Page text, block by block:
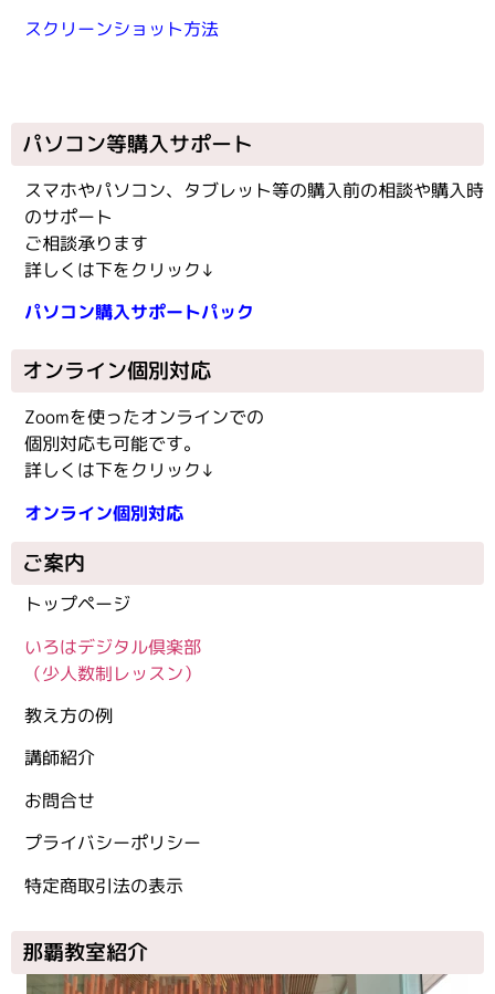
スクリーンショット方法
パソコン等購入サポート
スマホやパソコン、タブレット等の購入前の相談や購入時
のサポート
ご相談承ります
詳しくは下をクリック↓
パソコン購入サポートパック
オンライン個別対応
Zoomを使ったオンラインでの
個別対応も可能です。
詳しくは下をクリック↓
オンライン個別対応
ご案内
トップページ
いろはデジタル倶楽部
（少人数制レッスン）
教え方の例
講師紹介
お問合せ
プライバシーポリシー
特定商取引法の表示
那覇教室紹介